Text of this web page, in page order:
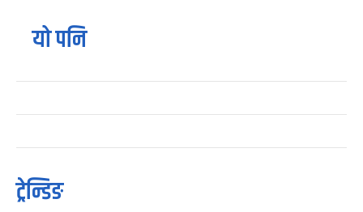
यो पनि
ट्रेन्डिङ